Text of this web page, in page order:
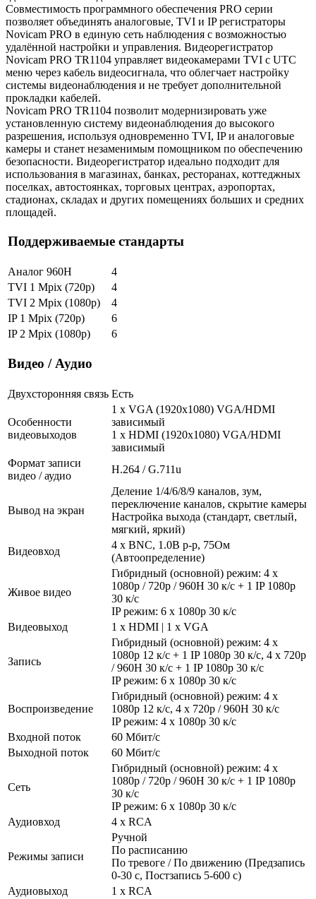
Совместимость программного обеспечения PRO серии
позволяет объединять аналоговые, TVI и IP регистраторы
Novicam PRO в единую сеть наблюдения с возможностью
удалённой настройки и управления. Видеорегистратор
Novicam PRO TR1104 управляет видеокамерами TVI с UTC
меню через кабель видеосигнала, что облегчает настройку
системы видеонаблюдения и не требует дополнительной
прокладки кабелей.
Novicam PRO TR1104 позволит модернизировать уже
установленную систему видеонаблюдения до высокого
разрешения, используя одновременно TVI, IP и аналоговые
камеры и станет незаменимым помощником по обеспечению
безопасности. Видеорегистратор идеально подходит для
использования в магазинах, банках, ресторанах, коттеджных
поселках, автостоянках, торговых центрах, аэропортах,
стадионах, складах и других помещениях больших и средних
площадей.
Поддерживаемые стандарты
Аналог 960H
4
TVI 1 Mpix (720p)
4
TVI 2 Mpix (1080p)
4
IP 1 Mpix (720p)
6
IP 2 Mpix (1080p)
6
Видео / Аудио
Двухсторонняя связь Есть
Особенности
видеовыходов
1 x VGA (1920x1080) VGA/HDMI
зависимый
1 x HDMI (1920x1080) VGA/HDMI
зависимый
Формат записи
видео / аудио
H.264 / G.711u
Вывод на экран
Деление 1/4/6/8/9 каналов, зум,
переключение каналов, скрытие камеры
Настройка выхода (стандарт, светлый,
мягкий, яркий)
Видеовход
4 x BNC, 1.0В p-p, 75Ом
(Автоопределение)
Живое видео
Гибридный (основной) режим: 4 х
1080р / 720р / 960H 30 к/с + 1 IP 1080р
30 к/с
IP режим: 6 х 1080р 30 к/с
Видеовыход
1 x HDMI | 1 x VGA
Запись
Гибридный (основной) режим: 4 х
1080р 12 к/с + 1 IP 1080р 30 к/с, 4 х 720р
/ 960H 30 к/с + 1 IP 1080р 30 к/с
IP режим: 6 х 1080р 30 к/с
Воспроизведение
Гибридный (основной) режим: 4 х
1080р 12 к/с, 4 х 720р / 960H 30 к/с
IP режим: 4 x 1080р 30 к/с
Входной поток
60 Мбит/с
Выходной поток
60 Мбит/с
Сеть
Гибридный (основной) режим: 4 х
1080р / 720р / 960H 30 к/с + 1 IP 1080р
30 к/с
IP режим: 6 х 1080р 30 к/с
Аудиовход
4 x RCA
Режимы записи
Ручной
По расписанию
По тревоге / По движению (Предзапись
0-30 с, Постзапись 5-600 с)
Аудиовыход
1 x RCA